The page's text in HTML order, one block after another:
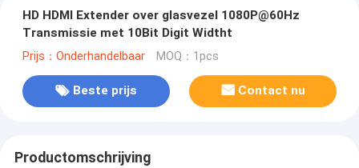
HD HDMI Extender over glasvezel 1080P@60Hz
Transmissie met 10Bit Digit Widtht
Prijs：Onderhandelbaar MOQ：1pcs
Beste prijs Contact nu
Productomschrijving